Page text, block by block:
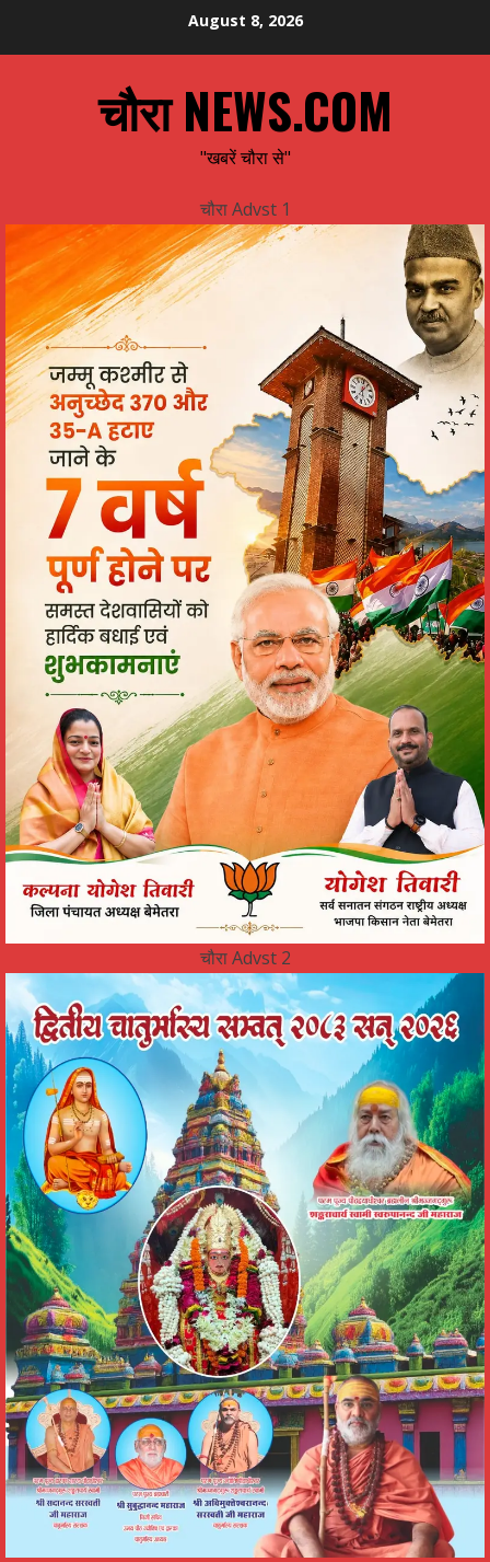
August 8, 2026
चौरा NEWS.COM
"खबरें चौरा से"
चौरा Advst 1
चौरा Advst 2